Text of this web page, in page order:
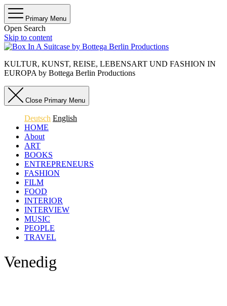
Primary Menu
Open Search
Skip to content
KULTUR, KUNST, REISE, LEBENSART UND FASHION IN
EUROPA by Bottega Berlin Productions
Close Primary Menu
Deutsch English
HOME
About
ART
BOOKS
ENTREPRENEURS
FASHION
FILM
FOOD
INTERIOR
INTERVIEW
MUSIC
PEOPLE
TRAVEL
Venedig